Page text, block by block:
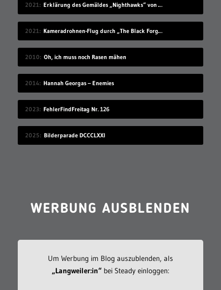
2021 Erklärung des Gemäldes „Nighthawks“ von Edward Hopper
2021 Kameradrohnen-Flug durch „The Black Forge Inn Bar“
2010 Oh, ich muss noch Rasen mähen
2014 Hannah Georgas – Enemies
2023 FehlerFindFreitag Nr. 126
2025 Bilderparade DCCCLXXI
WERBUNG AUSBLENDEN
Um Werbung im Blog auszublenden, als
„Langweiler:in“bei Steady einloggen: